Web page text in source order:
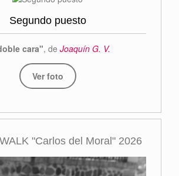
Segundo puesto
cara", de Joaquín G. V.
Ver foto
"Carlos del Moral" 2026